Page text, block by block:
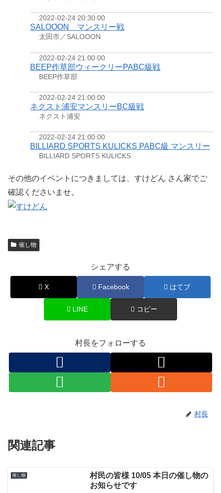
2022-02-24 20:30:00
SALOOON マンスリー戦
太田市／SALOOON
2022-02-24 21:00:00
BEEP作草部ウィークリーPABC級戦
BEEP作草部
2022-02-24 21:00:00
ネクスト浦安マンスリーBC級戦
ネクスト浦安
2022-02-24 21:00:00
BILLIARD SPORTS KULICKS PABC級 マンスリー
BILLIARD SPORTS KULICKS
その他のイベントにつきましては、すけどん さん家でご
確認くださいませ。
催し物
シェアする
X Facebook はてブ
LINE コピー
村長をフォローする
村長
関連記事
催し物
村民の皆様 10/05 本日の催し物の
お知らせです